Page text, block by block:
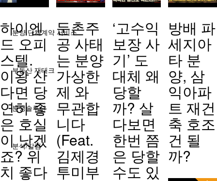
분양 단체계약 서비스
부동산 재태크
분쟁솔루션
분석/칼럼
하이엔
드 오피
스텔.
이왕 산
다면 당
연히 좋
은 호실
이 낫겠
죠? 위
치 좋다
둔촌주
공 사태
는 분양
가상한
제 와
무관합
니다
(Feat.
김제경
투미부
‘고수익
보장 사
기’ 도
대체 왜
당할
까? 살
다보면
한번 쯤
은 당할
수도 있
방배 파
세지아
타 분
양, 삼
익아파
트 재건
축 호조
건 될
까?